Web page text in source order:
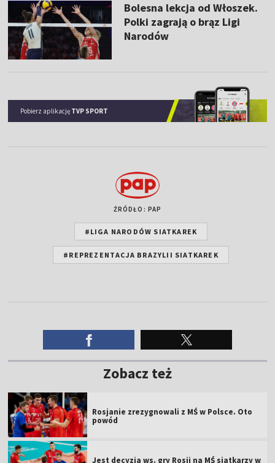
Bolesna lekcja od Włoszek.
Polki zagrają o brąz Ligi
Narodów
Pobierz aplikację TVP SPORT
ŹRÓDŁO: PAP
#LIGA NARODÓW SIATKAREK
#REPREZENTACJA BRAZYLII SIATKAREK
Zobacz też
Rosjanie zrezygnowali z MŚ w Polsce. Oto
powód
Jest decyzja ws. gry Rosji na MŚ siatkarzy w